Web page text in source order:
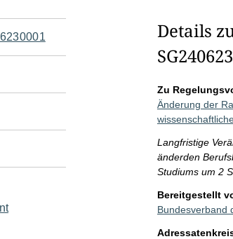
Details
Zu
Änderung der
Langfristige
änderden
Studiums um 2
Bereitgestellt
Bundesverband